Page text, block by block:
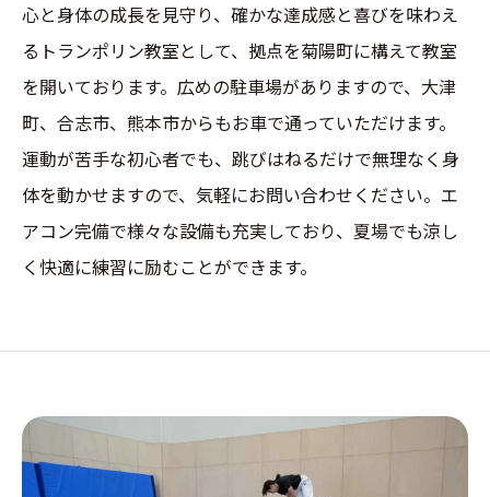
心と身体の成長を見守り、確かな達成感と喜びを味わえ
るトランポリン教室として、拠点を菊陽町に構えて教室
を開いております。広めの駐車場がありますので、大津
町、合志市、熊本市からもお車で通っていただけます。
運動が苦手な初心者でも、跳びはねるだけで無理なく身
体を動かせますので、気軽にお問い合わせください。エ
アコン完備で様々な設備も充実しており、夏場でも涼し
く快適に練習に励むことができます。